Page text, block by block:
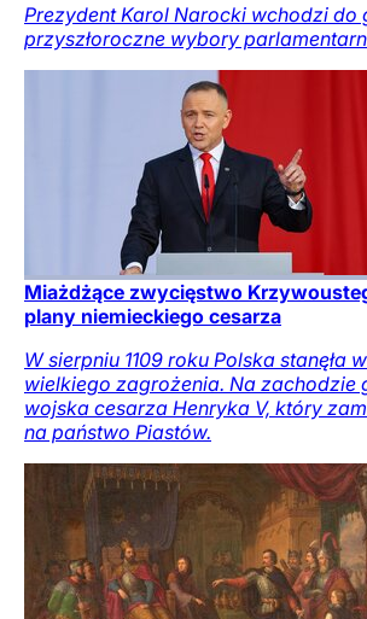
Prezydent Karol Narocki wchodzi do
przyszłoroczne wybory
Miażdżące zwycięstwo
plany niemieckiego cesarza
W sierpniu 1109 roku Polska stanęła
wielkiego zagrożenia. Na zachodzie
wojska cesarza Henryka V, który
na państwo Piastów.